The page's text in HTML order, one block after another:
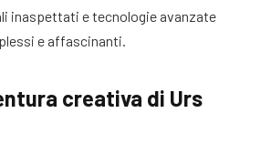
inaspettati e tecnologie avanzate
e affascinanti.
creativa di Urs